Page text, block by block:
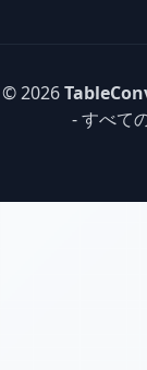
© 2026
- すべて